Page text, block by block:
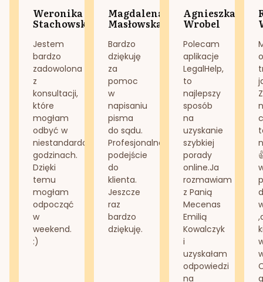
Weronika
Stachowska
Jestem
bardzo
zadowolona
z
konsultacji,
które
mogłam
odbyć w
niestandardowych
godzinach.
Dzięki
temu
mogłam
odpocząć
w
weekend.
:)
Magdalena
Masłowska
Bardzo
dziękuję
za
pomoc
w
napisaniu
pisma
do sądu.
Profesjonalne
podejście
do
klienta.
Jeszcze
raz
bardzo
dziękuję.
Agnieszka
Wrobel
Polecam
aplikacje
LegalHelp,
to
najlepszy
sposób
na
uzyskanie
szybkiej
porady
online.Ja
rozmawiam
z Panią
Mecenas
Emilią
Kowalczyk
i
uzyskałam
odpowiedzi
na